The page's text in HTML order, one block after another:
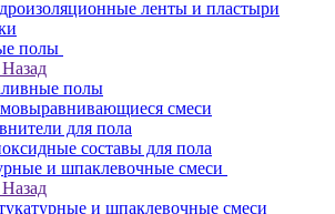
ленты и пластыри
полы
Назад
полы
смеси
для пола
составы для пола
и шпаклевочные смеси
Назад
и шпаклевочные смеси